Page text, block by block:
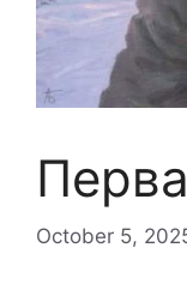
October 5,